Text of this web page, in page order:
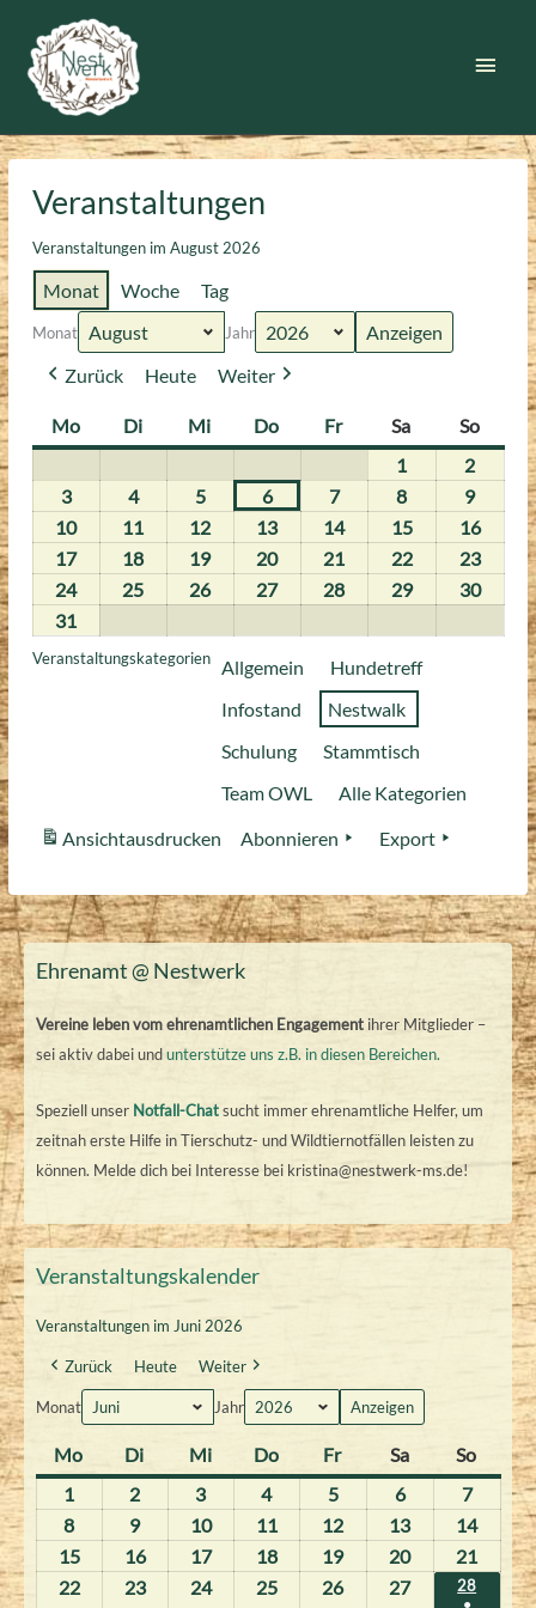
Inhalt
springen
Veranstaltungen
Veranstaltungen im August 2026
Monat Woche Tag
Monat Jahr
Zurück Heute Weiter
MoMontag
DiDienstag
Mi Mittwoch
Do Donnerstag
FrFreitagSa Samstag
So
1
August
2026
2
August
2026
33.
August
2026
44.
August
2026
55.
August
2026
66.
August
2026
77.
August
2026
88.
August
2026
99.
August
2026
1010.
August
2026
11
August
12
August
2026
1313.
August
2026
1414.
August
2026
1515.
August
2026
1616.
2026
1717.
August
1818.
August
1919.
August
2020.
August
21
August
2222.
August
2323.
2424.
2026
25
2026
2626.
2727.
2828.
2929.
3030.
31
August
Veranstaltungskategorien Allgemein
Hundetreff
Infostand
Nestwalk
Schulung
Stammtisch
Team OWL
Alle Kategorien
Ansichtausdrucken Abonnieren Export
Ehrenamt @ Nestwerk
Vereine leben vom ehrenamtlichen Engagementihrer Mitglieder –
sei aktiv dabei undunterstütze uns z.B. in diesen Bereichen.
Speziell unser Notfall-Chatsucht immer ehrenamtliche Helfer, um
zeitnah erste Hilfe in Tierschutz- und Wildtiernotfällen leisten zu
können. Melde dich bei Interesse bei kristina@nestwerk-ms.de!
Veranstaltungskalender
Veranstaltungen im Juni 2026
Zurück Heute Weiter
Monat Jahr
Mo
o
n
t
a
Di
i
e
n
s
MiM
i
t
t
w
DoD
o
n
n
e
FrF
r
e
i
t
SaS
a
m
s
t
So
o
n
n
t
1
.
J
u
2
.
J
u
33
.
J
u
44
.
J
u
55
.
J
u
66
.
J
u
77
.
J
u
88
.
J
99
.
J
101
0
.
11
1
.
12
2
.
131
3
.
141
151
5
161
6
171
7
181
8
191
9
202
0
21
222
232
242
252
262
272
28
●